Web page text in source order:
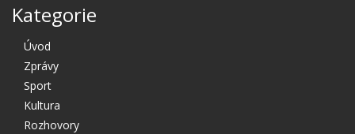
Kategorie
Úvod
Zprávy
Sport
Kultura
Rozhovory